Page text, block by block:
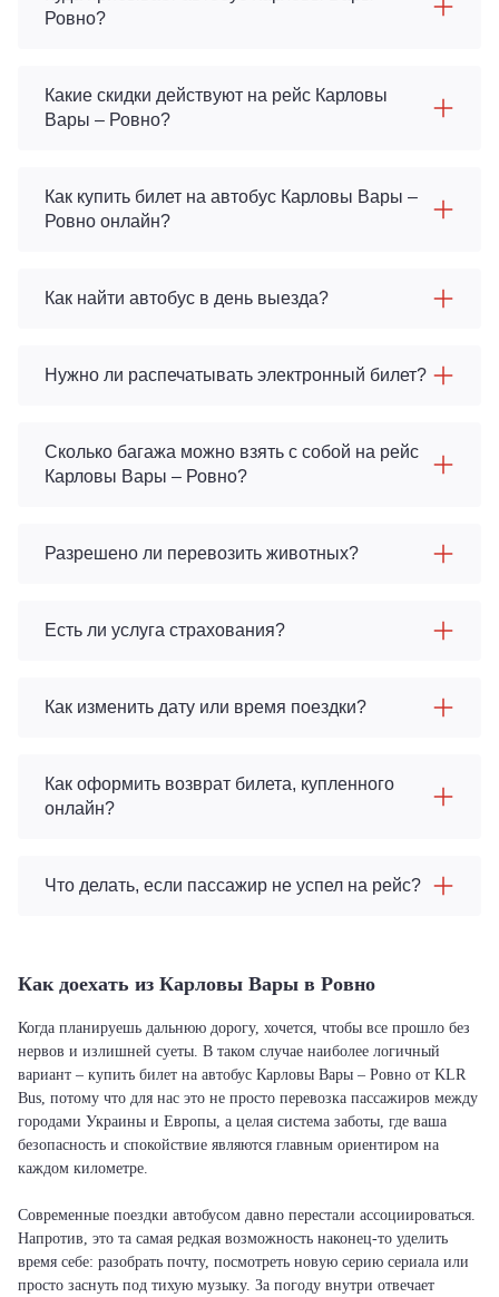
Ровно?
Какие скидки действуют на рейс Карловы
Вары – Ровно?
Как купить билет на автобус Карловы Вары –
Ровно онлайн?
Как найти автобус в день выезда?
Нужно ли распечатывать электронный билет?
Сколько багажа можно взять с собой на рейс
Карловы Вары – Ровно?
Разрешено ли перевозить животных?
Есть ли услуга страхования?
Как изменить дату или время поездки?
Как оформить возврат билета, купленного
онлайн?
Что делать, если пассажир не успел на рейс?
Как доехать из Карловы Вары в Ровно
Когда планируешь дальнюю дорогу, хочется, чтобы все прошло без
нервов и излишней суеты. В таком случае наиболее логичный
вариант – купить билет на автобус Карловы Вары – Ровно от KLR
Bus, потому что для нас это не просто перевозка пассажиров между
городами Украины и Европы, а целая система заботы, где ваша
безопасность и спокойствие являются главным ориентиром на
каждом километре.
Современные поездки автобусом давно перестали ассоциироваться.
Напротив, это та самая редкая возможность наконец-то уделить
время себе: разобрать почту, посмотреть новую серию сериала или
просто заснуть под тихую музыку. За погоду внутри отвечает